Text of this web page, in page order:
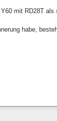
mit RD28T
habe,